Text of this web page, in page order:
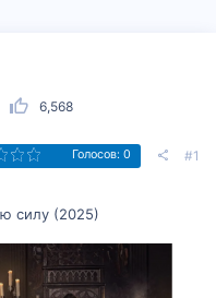
6,568
Голосов: 0 #1
силу (2025)